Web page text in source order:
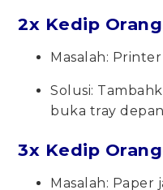
2x Kedip
Masalah:
Solusi:
buka tray
3x Kedip
Masalah: Paper